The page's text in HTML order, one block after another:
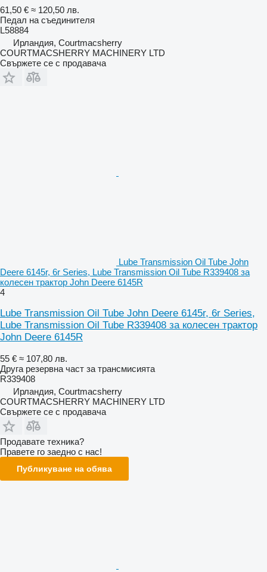
61,50 € ≈ 120,50 лв.
Педал на съединителя
L58884
Ирландия, Courtmacsherry
COURTMACSHERRY MACHINERY LTD
Свържете се с продавача
Lube Transmission Oil Tube John
Deere 6145r, 6r Series, Lube Transmission Oil Tube R339408 за
колесен трактор John Deere 6145R
4
Lube Transmission Oil Tube John Deere 6145r, 6r Series,
Lube Transmission Oil Tube R339408 за колесен трактор
John Deere 6145R
55 € ≈ 107,80 лв.
Друга резервна част за трансмисията
R339408
Ирландия, Courtmacsherry
COURTMACSHERRY MACHINERY LTD
Свържете се с продавача
Продавате техника?
Правете го заедно с нас!
Публикуване на обява